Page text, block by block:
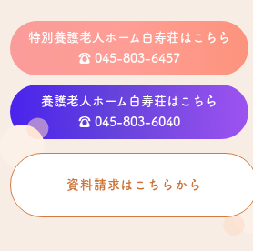
特別養護老人ホーム白寿荘はこちら
☎︎ 045-803-6457
養護老人ホーム白寿荘はこちら
☎︎ 045-803-6040
資料請求はこちらから